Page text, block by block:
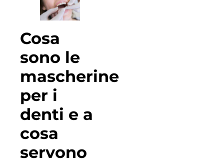
Cosa
sono le
mascherine
per i
denti e a
cosa
servono